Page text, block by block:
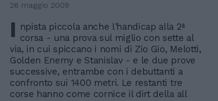
26 maggio 2009
I npista piccola anche l'handicap alla 2ª
corsa - una prova sul miglio con sette al
via, in cui spiccano i nomi di Zio Gio, Melotti,
Golden Enemy e Stanislav - e le due prove
successive, entrambe con i debuttanti a
confronto sui 1400 metri. Le restanti tre
corse hanno come cornice il dirt della all